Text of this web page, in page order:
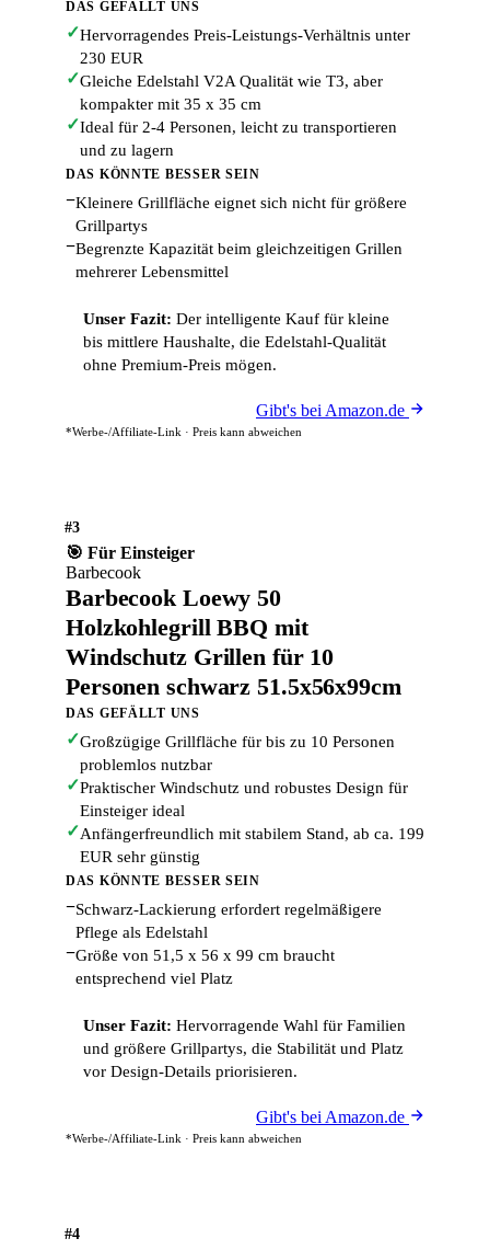
DAS GEFÄLLT UNS
✓Hervorragendes Preis-Leistungs-Verhältnis unter
230 EUR
✓Gleiche Edelstahl V2A Qualität wie T3, aber
kompakter mit 35 x 35 cm
✓Ideal für 2-4 Personen, leicht zu transportieren
und zu lagern
DAS KÖNNTE BESSER SEIN
−Kleinere Grillfläche eignet sich nicht für größere
Grillpartys
−Begrenzte Kapazität beim gleichzeitigen Grillen
mehrerer Lebensmittel
Unser Fazit: Der intelligente Kauf für kleine
bis mittlere Haushalte, die Edelstahl-Qualität
ohne Premium-Preis mögen.
Gibt's bei Amazon.de
*Werbe-/Affiliate-Link · Preis kann abweichen
#3
🎯 Für Einsteiger
Barbecook
Barbecook Loewy 50
Holzkohlegrill BBQ mit
Windschutz Grillen für 10
Personen schwarz 51.5x56x99cm
DAS GEFÄLLT UNS
✓Großzügige Grillfläche für bis zu 10 Personen
problemlos nutzbar
✓Praktischer Windschutz und robustes Design für
Einsteiger ideal
✓Anfängerfreundlich mit stabilem Stand, ab ca. 199
EUR sehr günstig
DAS KÖNNTE BESSER SEIN
−Schwarz-Lackierung erfordert regelmäßigere
Pflege als Edelstahl
−Größe von 51,5 x 56 x 99 cm braucht
entsprechend viel Platz
Unser Fazit: Hervorragende Wahl für Familien
und größere Grillpartys, die Stabilität und Platz
vor Design-Details priorisieren.
Gibt's bei Amazon.de
*Werbe-/Affiliate-Link · Preis kann abweichen
#4